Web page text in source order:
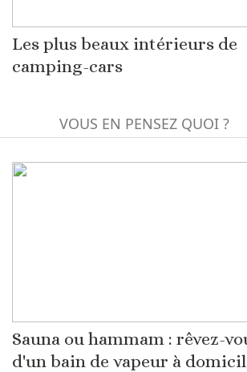
Les plus beaux intérieurs de
camping-cars
VOUS EN PENSEZ QUOI ?
Sauna ou hammam : rêvez-
d'un bain de vapeur à